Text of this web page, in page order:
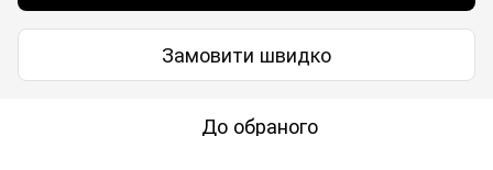
Замовити швидко
До обраного